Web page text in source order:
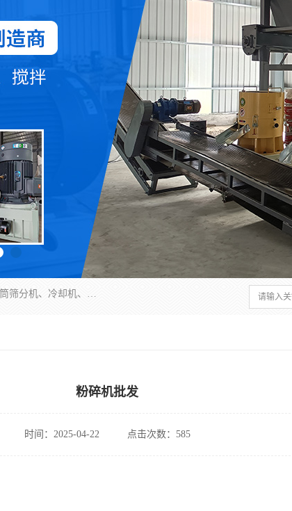
济南恒瑞达机械有限公司主营：颗粒机、环模颗粒机、平模颗粒机、粉碎机、滚筒筛分机、冷却机、颗粒燃烧机、生物质颗粒机、木屑颗粒机、秸秆颗粒机、饲料颗粒机、燃料颗粒机、木材粉碎机、秸秆粉碎机、饲料粉碎机、颗粒冷却机、锯末滚筒筛、锤片粉碎机、滚筒筛、搅拌机等产品。
粉碎机批发
时间：2025-04-22 点击次数：585